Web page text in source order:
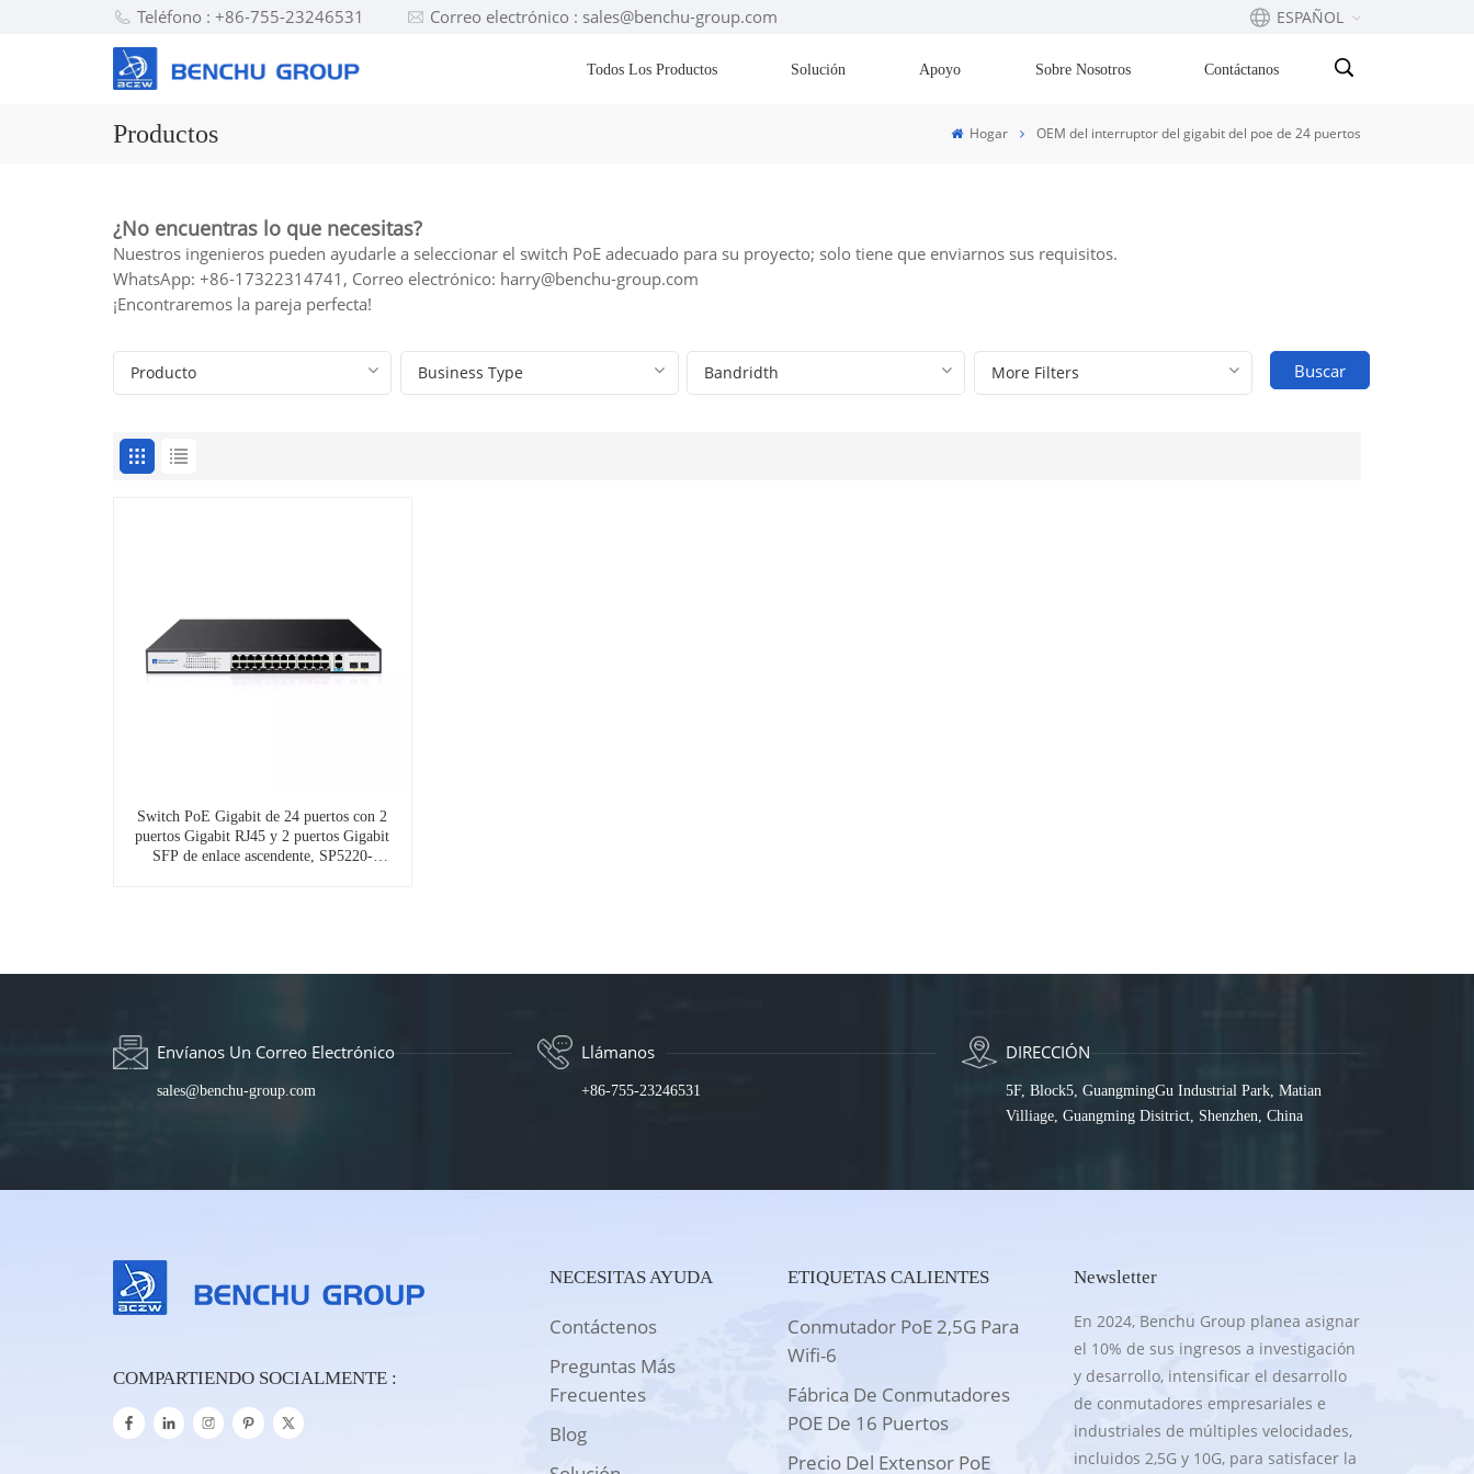
Teléfono : +86-755-23246531 Correo electrónico : sales@benchu-group.com ESPAÑOL
بالعربية
Todos Los Productos Solución Apoyo Sobre Nosotros Contáctanos
Productos Hogar OEM del interruptor del gigabit del poe de 24 puertos
¿No encuentras lo que necesitas?
Nuestros ingenieros pueden ayudarle a seleccionar el switch PoE adecuado para su proyecto; solo tiene que enviarnos sus requisitos.
WhatsApp: +86-17322314741, Correo electrónico: harry@benchu-group.com
¡Encontraremos la pareja perfecta!
Buscar
Switch PoE Gigabit de 24 puertos con 2
puertos Gigabit RJ45 y 2 puertos Gigabit
SFP de enlace ascendente, SP5220-
Envíanos Un Correo Electrónico
sales@benchu-group.com
Llámanos
+86-755-23246531
DIRECCIÓN
5F, Block5, GuangmingGu Industrial Park, Matian
Villiage, Guangming Disitrict, Shenzhen, China
COMPARTIENDO SOCIALMENTE :
NECESITAS AYUDA
Contáctenos
Preguntas Más
Frecuentes
Blog
ETIQUETAS CALIENTES
Conmutador PoE 2,5G Para
Wifi-6
Fábrica De Conmutadores
POE De 16 Puertos
Precio Del Extensor PoE
Newsletter
En 2024, Benchu Group planea asignar
el 10% de sus ingresos a investigación
y desarrollo, intensificar el desarrollo
de conmutadores empresariales e
industriales de múltiples velocidades,
incluidos 2,5G y 10G, para satisfacer la